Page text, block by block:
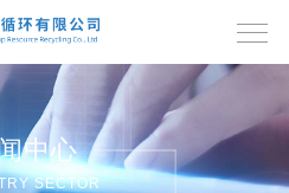
中心
SECTOR